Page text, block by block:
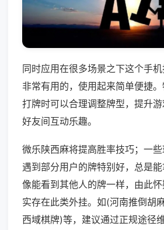
同时应用在很多场景之下这个手
非常有用的，使用起来简单便捷
打牌时可以合理调整牌型，提升
好友间互动乐趣。
微乐陕西麻将提高胜率技巧；一
遇到部分用户的牌特别好，总是
像能看到其他人的牌一样，由此
实存在此类外挂。如(河南推倒胡
西域棋牌)等，建议通过正规途径